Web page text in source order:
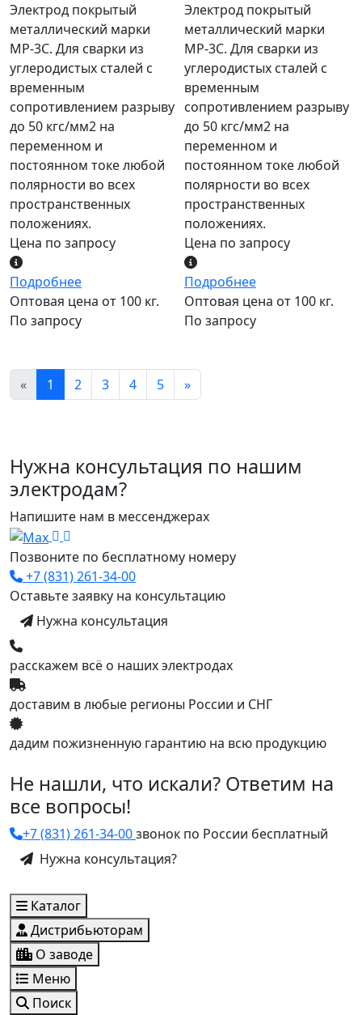
Электрод покрытый
металлический марки
МР-3С. Для сварки из
углеродистых сталей с
временным
сопротивлением разрыву
до 50 кгс/мм2 на
переменном и
постоянном токе любой
полярности во всех
пространственных
положениях.
Цена по запросу
Подробнее
Оптовая цена от 100 кг.
По запросу
Электрод покрытый
металлический марки
МР-3С. Для сварки из
углеродистых сталей с
временным
сопротивлением разрыву
до 50 кгс/мм2 на
переменном и
постоянном токе любой
полярности во всех
пространственных
положениях.
Цена по запросу
Подробнее
Оптовая цена от 100 кг.
По запросу
« 1 2 3 4 5 »
Нужна консультация по нашим
электродам?
Напишите нам в мессенджерах
Позвоните по бесплатному номеру
+7 (831) 261-34-00
Оставьте заявку на консультацию
Нужна консультация
расскажем всё о наших электродах
доставим в любые регионы России и СНГ
дадим пожизненную гарантию на всю продукцию
Не нашли, что искали? Ответим на
все вопросы!
+7 (831) 261-34-00звонок по России бесплатный
Нужна консультация?
Каталог
Дистрибьюторам
О заводе
Меню
Поиск